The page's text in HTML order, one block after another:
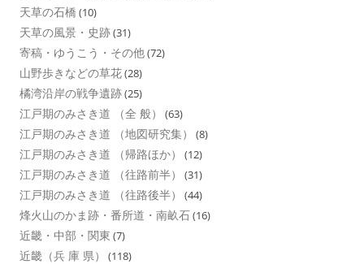
天草の石橋 (10)
天草の風景・史跡(31)
寄稿・ゆうこう・その他(72)
山野歩きなどの草花(28)
橘湾沿岸の戦争遺跡(25)
江戸期のみさき道 （全 般） (63)
江戸期のみさき道 （地図研究集） (8)
江戸期のみさき道 （帰路ほか） (12)
江戸期のみさき道 （往路前半） (31)
江戸期のみさき道 （往路後半） (44)
烽火山のかま跡・番所道・南畝石(16)
近畿・中部・関東 (7)
近畿（兵 庫 県） (118)